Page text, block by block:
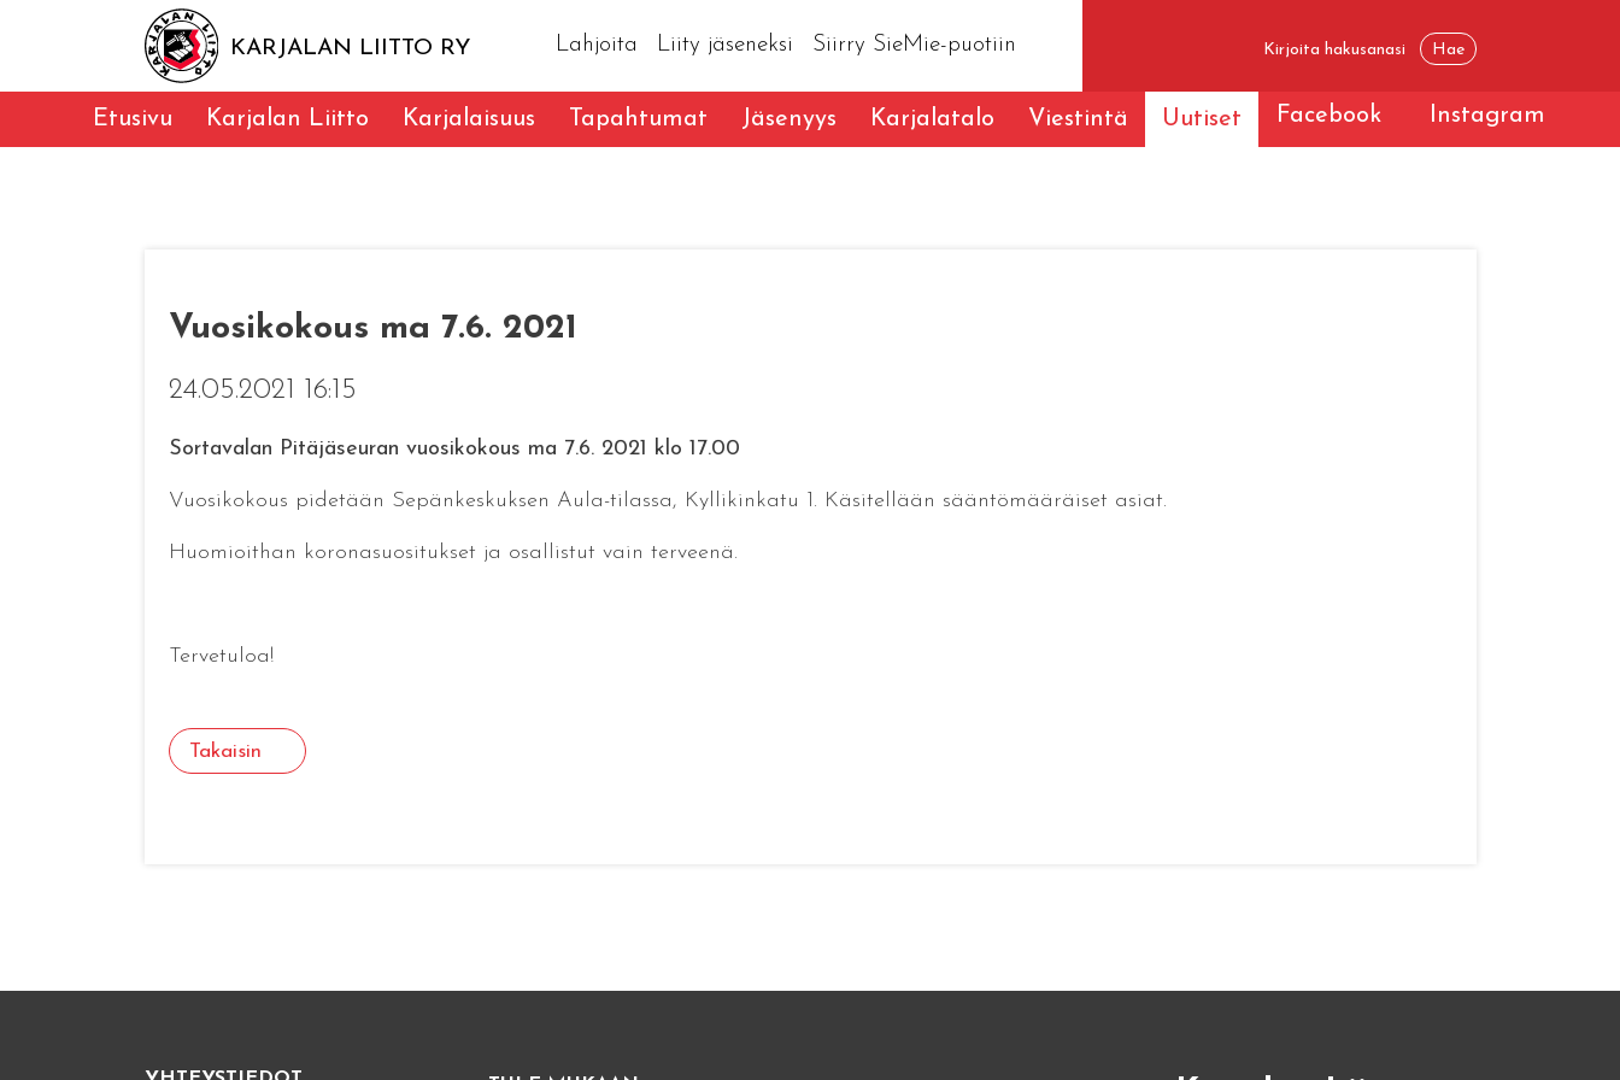
KARJALAN LIITTO RY Lahjoita Liity jäseneksi Siirry SieMie-puotiin
Etusivu Karjalan Liitto Karjalaisuus Tapahtumat Jäsenyys Karjalatalo Viestintä Uutiset Facebook Instagram
Vuosikokous ma 7.6. 2021
24.05.2021 16:15
Sortavalan Pitäjäseuran vuosikokous ma 7.6. 2021 klo 17.00
Vuosikokous pidetään Sepänkeskuksen Aula-tilassa, Kyllikinkatu 1. Käsitellään sääntömääräiset asiat.
Huomioithan koronasuositukset ja osallistut vain terveenä.
Tervetuloa!
Takaisin